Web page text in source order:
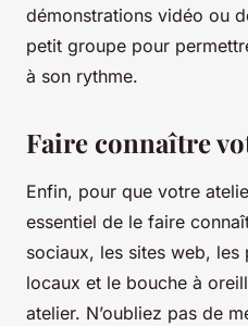
démonstrations vidéo ou
petit groupe pour
à son rythme.
Faire connaître
Enfin, pour que votre
essentiel de le faire
sociaux, les sites web, les
locaux et le bouche à
atelier. N’oubliez pas de